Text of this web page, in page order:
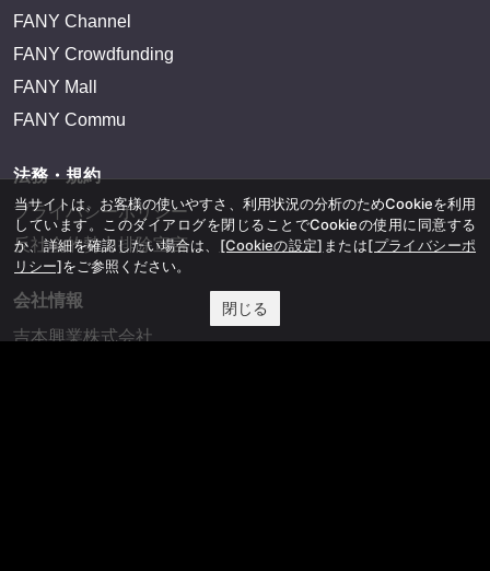
FANY Channel
FANY Crowdfunding
FANY Mall
FANY Commu
法務・規約
プライバシーポリシー
反社会的勢力排除宣言
会社情報
吉本興業株式会社
当サイトは、お客様の使いやすさ、利用状況の分析のためCookieを利用
しています。このダイアログを閉じることでCookieの使用に同意する
か、詳細を確認したい場合は、 [Cookieの設定] または[プライバシーポ
リシー]をご参照ください。
閉じる